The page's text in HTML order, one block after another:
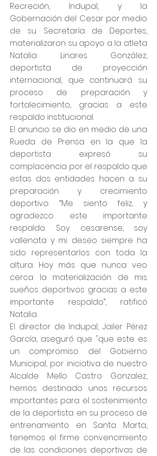
Recreción, Indupal, y la
Gobernación del Cesar por medio
de su Secretaría de Deportes,
materializaron su apoyo a la atleta
Natalia Linares González,
deportista de proyección
internacional, que continuará su
proceso de preparación y
fortalecimiento, gracias a este
respaldo institucional.
El anuncio se dio en medio de una
Rueda de Prensa en la que la
deportista expresó su
complacencia por el respaldo que
estas dos entidades hacen a su
preparación y crecimiento
deportivo. “Me siento feliz, y
agradezco este importante
respaldo. Soy cesarense, soy
vallenata y mi deseo siempre ha
sido representarlos con toda la
altura. Hoy más que nunca veo
cerca la materialización de mis
sueños deportivos gracias a este
importante respaldo”, ratificó
Natalia.
El director de Indupal, Jailer Pérez
García, aseguró que "que este es
un compromiso del Gobierno
Municipal, por iniciativa de nuestro
Alcalde Mello Castro Gonzalez,
hemos destinado unos recursos
importantes para el sostenimiento
de la deportista en su proceso de
entrenamiento en Santa Marta,
tenemos el firme convencimiento
de las condiciones deportivas de